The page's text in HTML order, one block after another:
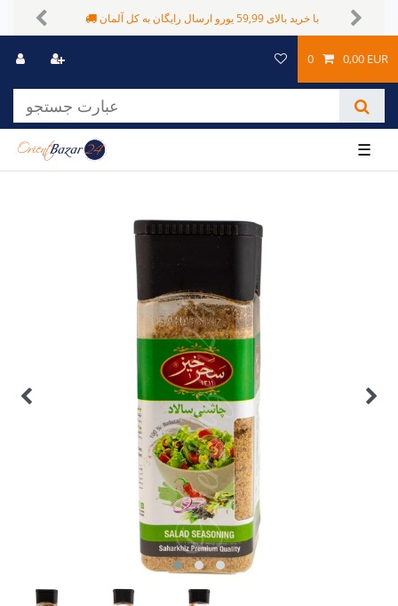
با خرید بالای 59,99 یورو ارسال رایگان به کل آلمان شیوه های پرداخت متفاوت Previous Next
0 0,00 EUR
☰